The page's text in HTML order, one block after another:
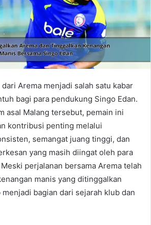
Arema menjadi salah satu kabar
bagi para pendukung Singo Edan.
asal Malang tersebut, pemain ini
kontribusi penting melalui
semangat juang tinggi, dan
yang masih diingat oleh para
perjalanan bersama Arema telah
manis yang ditinggalkan
bagian dari sejarah klub dan